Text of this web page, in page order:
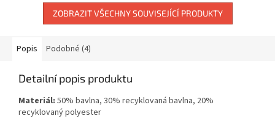
ZOBRAZIT VŠECHNY SOUVISEJÍCÍ PRODUKTY
Popis Podobné (4)
Detailní popis produktu
Materiál: 50% bavlna, 30% recyklovaná bavlna, 20%
recyklovaný polyester